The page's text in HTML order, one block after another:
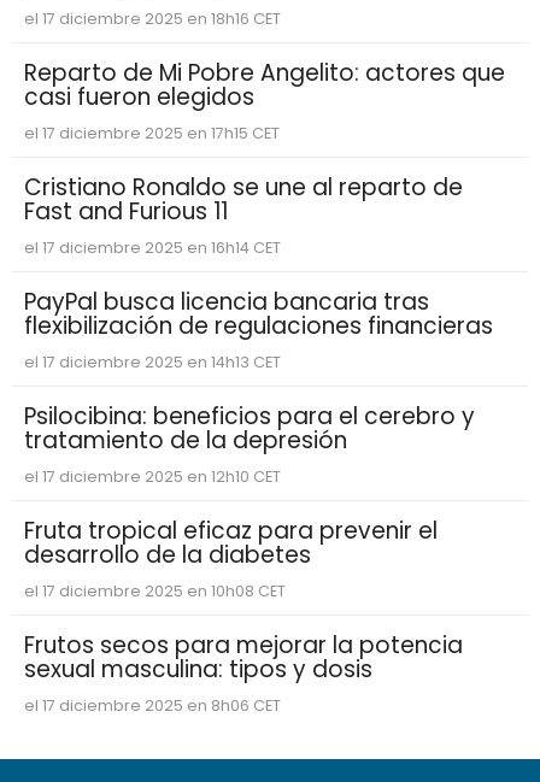
el 17 diciembre 2025 en 18h16 CET
Reparto de Mi Pobre Angelito: actores que
casi fueron elegidos
el 17 diciembre 2025 en 17h15 CET
Cristiano Ronaldo se une al reparto de
Fast and Furious 11
el 17 diciembre 2025 en 16h14 CET
PayPal busca licencia bancaria tras
flexibilización de regulaciones financieras
el 17 diciembre 2025 en 14h13 CET
Psilocibina: beneficios para el cerebro y
tratamiento de la depresión
el 17 diciembre 2025 en 12h10 CET
Fruta tropical eficaz para prevenir el
desarrollo de la diabetes
el 17 diciembre 2025 en 10h08 CET
Frutos secos para mejorar la potencia
sexual masculina: tipos y dosis
el 17 diciembre 2025 en 8h06 CET